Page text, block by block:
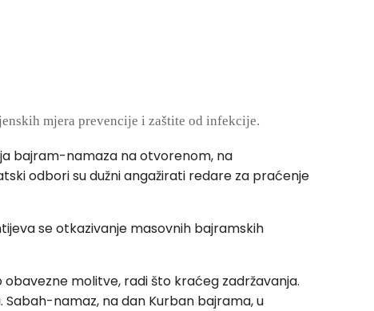
mjera prevencije i zaštite od infekcije.
bajram-namaza na otvorenom, na
odbori su dužni angažirati redare za praćenje
se otkazivanje masovnih bajramskih
molitve, radi što kraćeg zadržavanja.
namaz, na dan Kurban bajrama, u